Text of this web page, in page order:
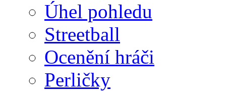
Úhel pohledu
Streetball
Ocenění hráči
Perličky